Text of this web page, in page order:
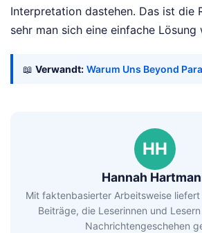
Interpretation dastehen. Das ist die
sehr man sich eine einfache Lösung
📖 Verwandt: Warum Uns Beyond
HH
Hannah
Mit faktenbasierter Arbeitsweise liefert
Beiträge, die Leserinnen und
Nachrichtengeschehen